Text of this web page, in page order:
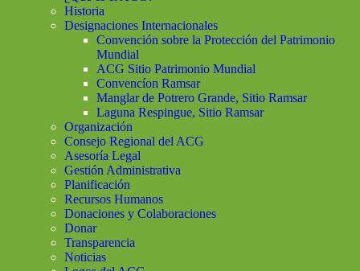
Historia
Designaciones Internacionales
Convención sobre la Protección del Patrimonio
Mundial
ACG Sitio Patrimonio Mundial
Convencíon Ramsar
Manglar de Potrero Grande, Sitio Ramsar
Laguna Respingue, Sitio Ramsar
Organización
Consejo Regional del ACG
Asesoría Legal
Gestión Administrativa
Planificación
Recursos Humanos
Donaciones y Colaboraciones
Donar
Transparencia
Noticias